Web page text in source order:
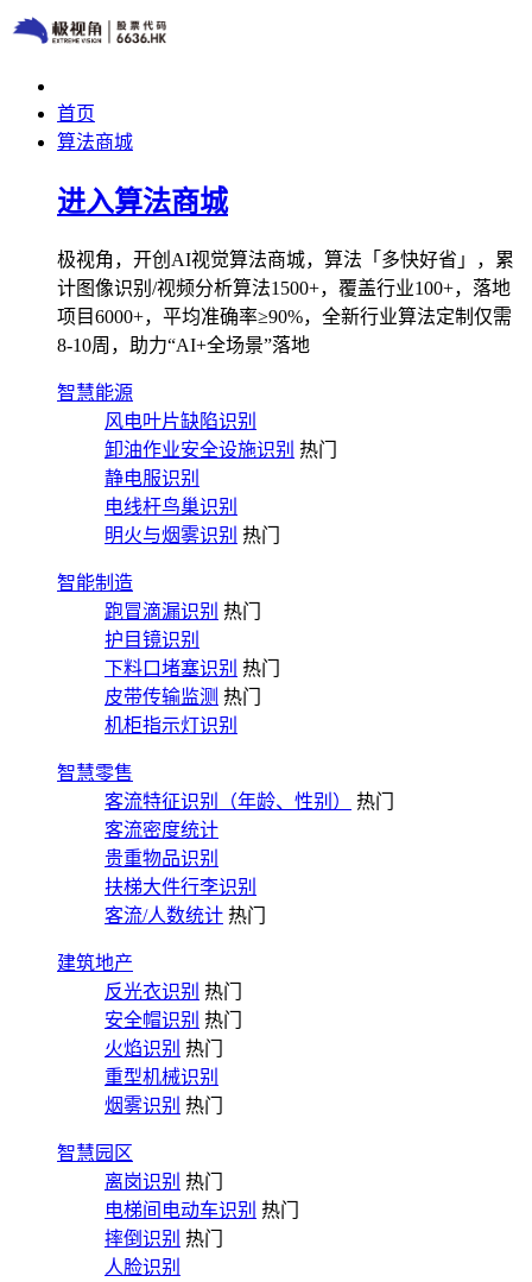
首页
算法商城
进入算法商城
极视角，开创AI视觉算法商城，算法「多快好省」，累
计图像识别/视频分析算法1500+，覆盖行业100+，落地
项目6000+，平均准确率≥90%，全新行业算法定制仅需
8-10周，助力“AI+全场景”落地
智慧能源
风电叶片缺陷识别
卸油作业安全设施识别 热门
静电服识别
电线杆鸟巢识别
明火与烟雾识别 热门
智能制造
跑冒滴漏识别 热门
护目镜识别
下料口堵塞识别 热门
皮带传输监测 热门
机柜指示灯识别
智慧零售
客流特征识别（年龄、性别）
热门
客流密度统计
贵重物品识别
扶梯大件行李识别
客流/人数统计 热门
建筑地产
反光衣识别 热门
安全帽识别 热门
火焰识别 热门
重型机械识别
烟雾识别 热门
智慧园区
离岗识别 热门
电梯间电动车识别 热门
摔倒识别 热门
人脸识别